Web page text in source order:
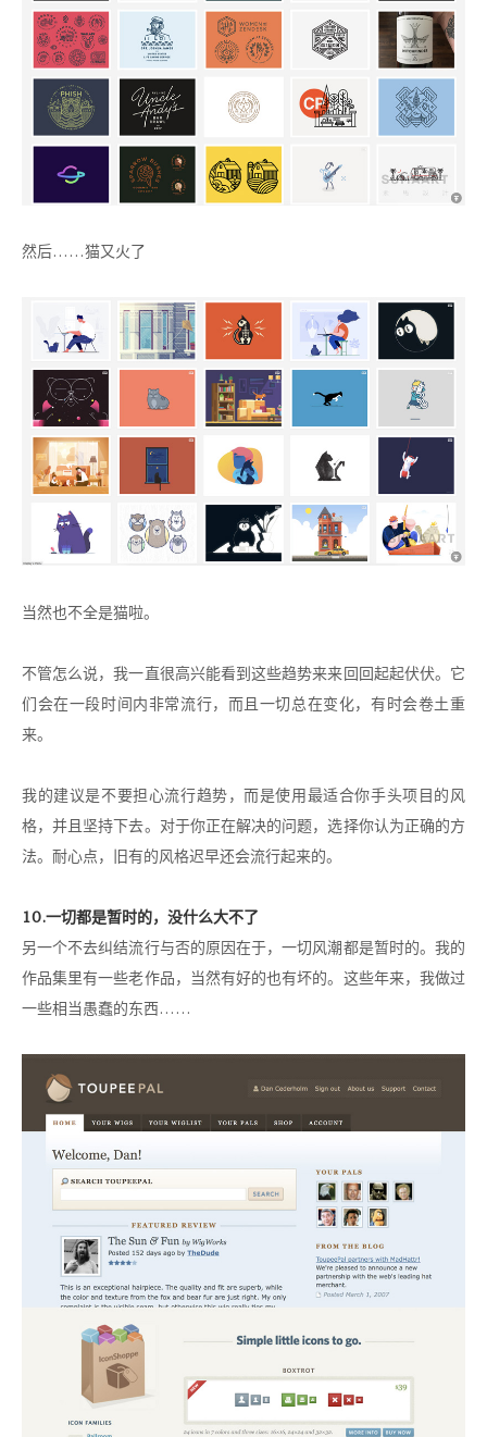
然后……猫又火了
当然也不全是猫啦。
不管怎么说，我一直很高兴能看到这些趋势来来回回起起伏伏。它
们会在一段时间内非常流行，而且一切总在变化，有时会卷土重
来。
我的建议是不要担心流行趋势，而是使用最适合你手头项目的风
格，并且坚持下去。对于你正在解决的问题，选择你认为正确的方
法。耐心点，旧有的风格迟早还会流行起来的。
10.一切都是暂时的，没什么大不了
另一个不去纠结流行与否的原因在于，一切风潮都是暂时的。我的
作品集里有一些老作品，当然有好的也有坏的。这些年来，我做过
一些相当愚蠢的东西……